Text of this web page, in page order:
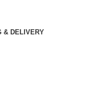
& DELIVERY